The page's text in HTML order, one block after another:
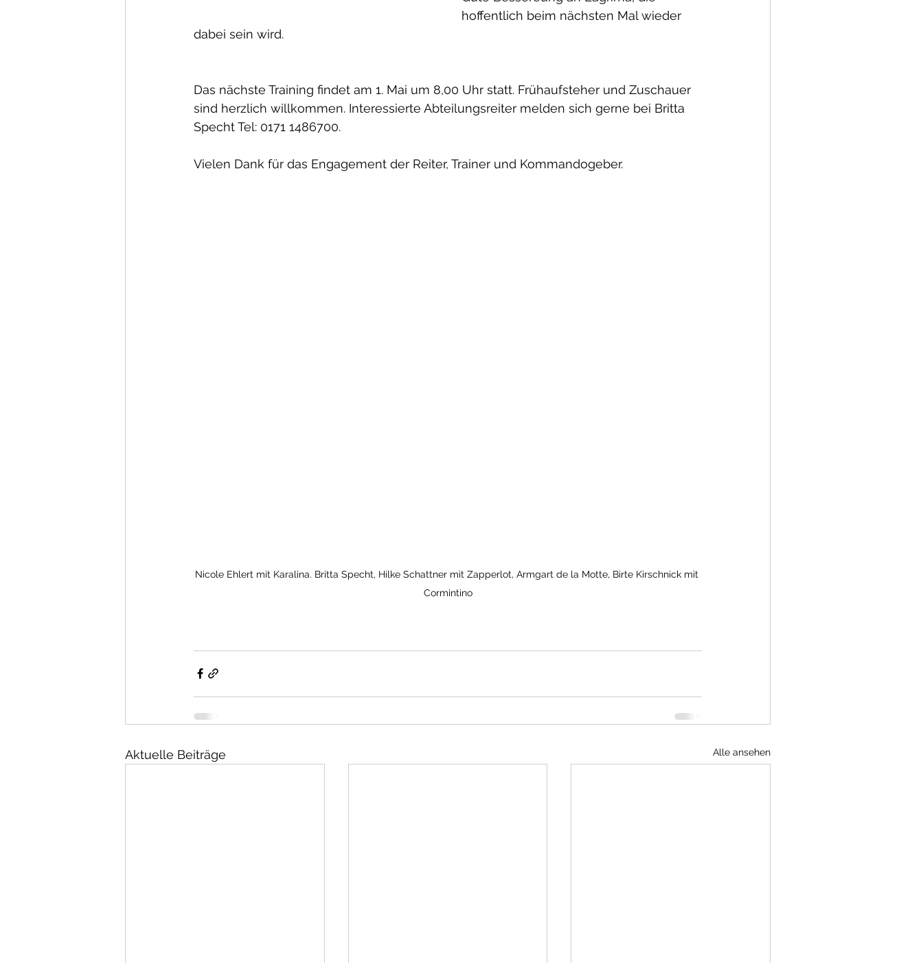
hoffentlich beim nächsten Mal wieder
dabei sein wird.
Das nächste Training findet am 1. Mai um 8,00 Uhr statt. Frühaufsteher und Zuschauer
sind herzlich willkommen. Interessierte Abteilungsreiter melden sich gerne bei Britta
Specht Tel: 0171 1486700.
Vielen Dank für das Engagement der Reiter, Trainer und Kommandogeber.
Nicole Ehlert mit Karalina. Britta Specht, Hilke Schattner mit Zapperlot, Armgart de la Motte, Birte Kirschnick mit
Cormintino
Aktuelle Beiträge Alle ansehen